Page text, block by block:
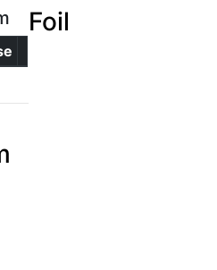
Foil